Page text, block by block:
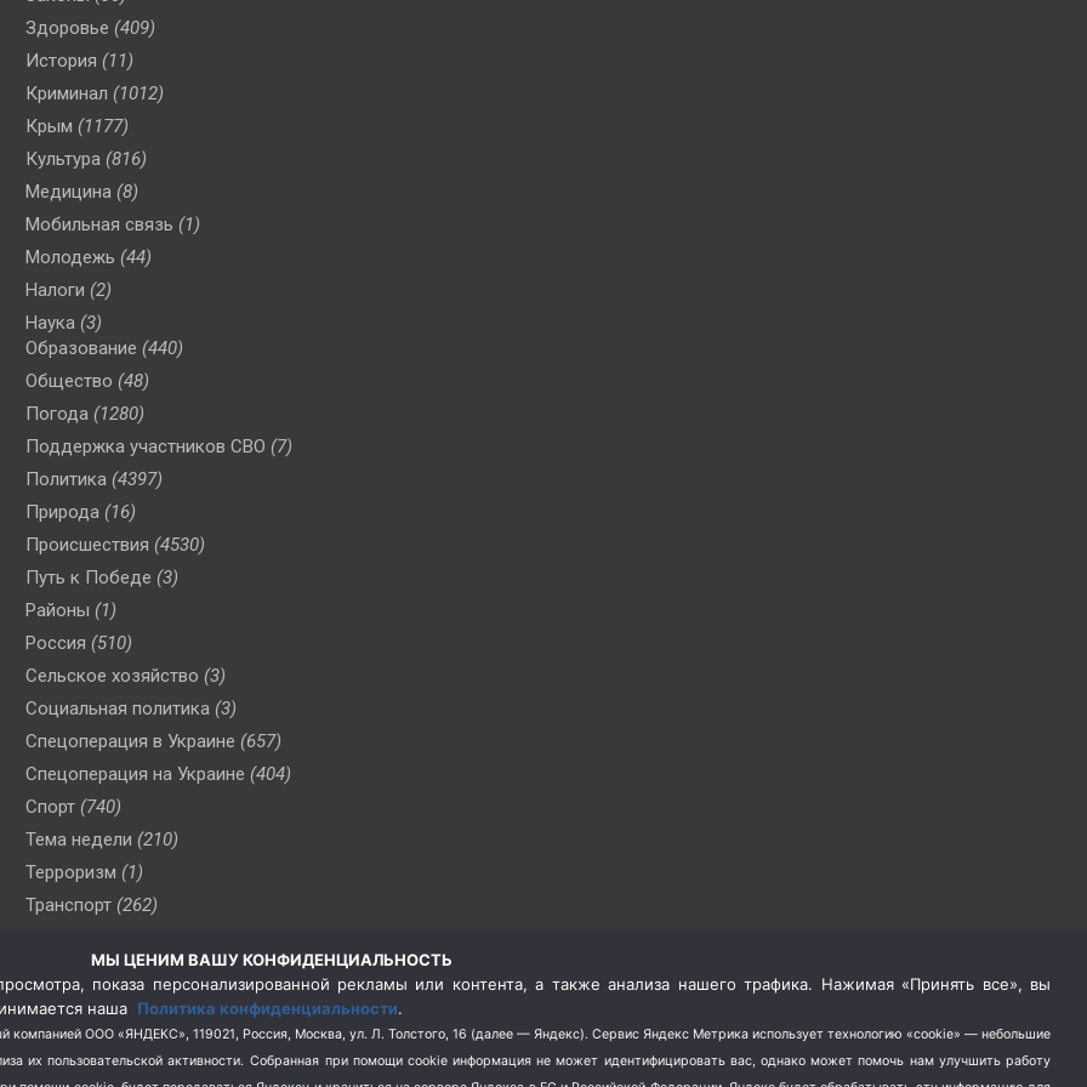
Здоровье (409)
История (11)
Криминал (1012)
Крым (1177)
Культура (816)
Медицина (8)
Мобильная связь (1)
Молодежь (44)
Налоги (2)
Наука (3)
Образование (440)
Общество (48)
Погода (1280)
Поддержка участников СВО (7)
Политика (4397)
Природа (16)
Происшествия (4530)
Путь к Победе (3)
Районы (1)
Россия (510)
Сельское хозяйство (3)
Социальная политика (3)
Спецоперация в Украине (657)
Спецоперация на Украине (404)
Спорт (740)
Тема недели (210)
Терроризм (1)
Транспорт (262)
(76)
Цены (2)
Школа и спорт (2)
Экология (8)
МЫ ЦЕНИМ ВАШУ КОНФИДЕНЦИАЛЬНОСТЬ
показа персонализированной рекламы или контента, а также анализа нашего трафика. Нажимая «Принять все», вы
наша Политика конфиденциальности.
компанией ООО «ЯНДЕКС», 119021, Россия, Москва, ул. Л. Толстого, 16 (далее — Яндекс). Сервис Яндекс Метрика использует технологию «cookie» — небольшие
их пользовательской активности. Собранная при помощи cookie информация не может идентифицировать вас, однако может помочь нам улучшить работу